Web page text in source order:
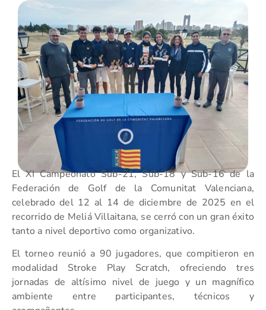
El XI Campeonato Sub-21, Sub-18 y Sub-16 de la
Federación de Golf de la Comunitat Valenciana,
celebrado del 12 al 14 de diciembre de 2025 en el
recorrido de Meliá Villaitana, se cerró con un gran éxito
tanto a nivel deportivo como organizativo.
El torneo reunió a 90 jugadores, que compitieron en
modalidad Stroke Play Scratch, ofreciendo tres
jornadas de altísimo nivel de juego y un magnífico
ambiente entre participantes, técnicos y